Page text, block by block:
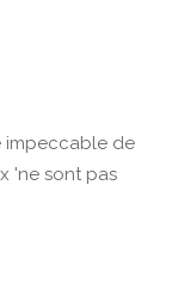
impeccable de
'ne sont pas